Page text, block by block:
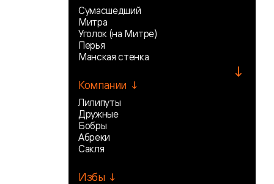
Сумасшедший
Митра
Уголок (на Митре)
Перья
Манская стенка
↓
Компании ↓
Лилипуты
Дружные
Бобры
Абреки
Сакля
Избы ↓